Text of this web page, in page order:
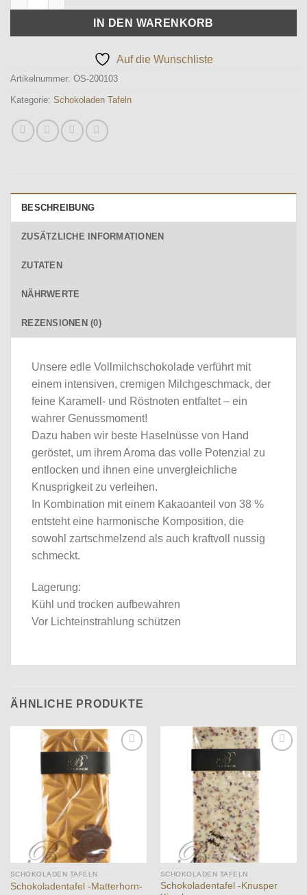
IN DEN WARENKORB
Auf die Wunschliste
Artikelnummer: OS-200103
Kategorie: Schokoladen Tafeln
BESCHREIBUNG
ZUSÄTZLICHE INFORMATIONEN
ZUTATEN
NÄHRWERTE
REZENSIONEN (0)
Unsere edle Vollmilchschokolade verführt mit
einem intensiven, cremigen Milchgeschmack, der
feine Karamell- und Röstnoten entfaltet – ein
wahrer Genussmoment!
Dazu haben wir beste Haselnüsse von Hand
geröstet, um ihrem Aroma das volle Potenzial zu
entlocken und ihnen eine unvergleichliche
Knusprigkeit zu verleihen.
In Kombination mit einem Kakaoanteil von 38 %
entsteht eine harmonische Komposition, die
sowohl zartschmelzend als auch kraftvoll nussig
schmeckt.
Lagerung:
Kühl und trocken aufbewahren
Vor Lichteinstrahlung schützen
ÄHNLICHE PRODUKTE
SCHOKOLADEN TAFELN
Schokoladentafel -Matterhorn-
Wunschliste
SCHOKOLADEN TAFELN
Schokoladentafel -Knusper